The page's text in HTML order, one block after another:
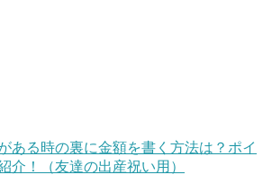
ある時の裏に金額を書く方法は？ポイ
介！（友達の出産祝い用）